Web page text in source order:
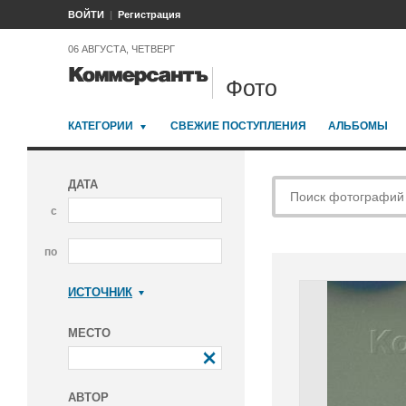
ВОЙТИ Регистрация
06 АВГУСТА, ЧЕТВЕРГ
Фото
КАТЕГОРИИ СВЕЖИЕ ПОСТУПЛЕНИЯ АЛЬБОМЫ
ДАТА
с
по
ИСТОЧНИК
МЕСТО
АВТОР